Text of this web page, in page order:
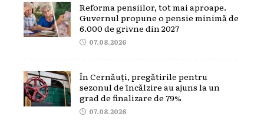
Reforma pensiilor, tot mai aproape.
Guvernul propune o pensie minimă de
6.000 de grivne din 2027
07.08.2026
În Cernăuți, pregătirile pentru
sezonul de încălzire au ajuns la un
grad de finalizare de 79%
07.08.2026